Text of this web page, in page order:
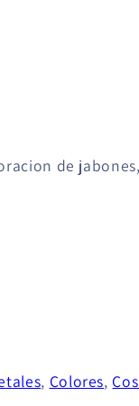
de
, Colores,